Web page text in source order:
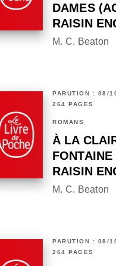
DAMES
RAISIN
M. C. Beaton
PARUTION : 08/
264 PAGES
ROMANS
À LA
RAISIN
M. C. Beaton
PARUTION : 08/
264 PAGES